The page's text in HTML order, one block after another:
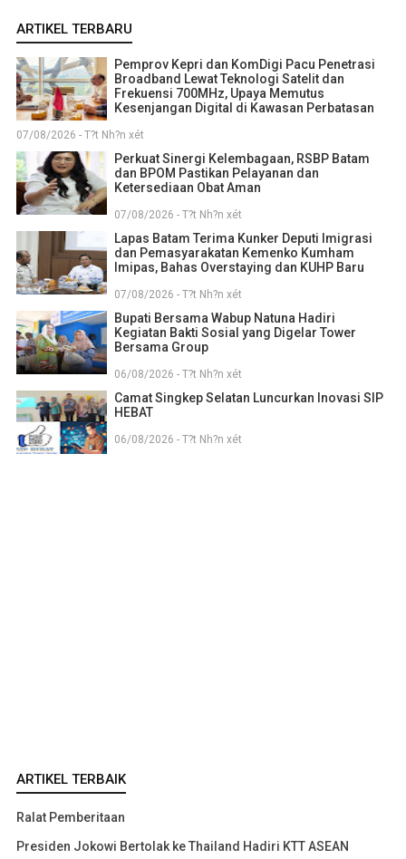
ARTIKEL TERBARU
Pemprov Kepri dan KomDigi Pacu Penetrasi
Broadband Lewat Teknologi Satelit dan
Frekuensi 700MHz, Upaya Memutus
Kesenjangan Digital di Kawasan Perbatasan
07/08/2026 - T?t Nh?n xét
Perkuat Sinergi Kelembagaan, RSBP Batam
dan BPOM Pastikan Pelayanan dan
Ketersediaan Obat Aman
07/08/2026 - T?t Nh?n xét
Lapas Batam Terima Kunker Deputi Imigrasi
dan Pemasyarakatan Kemenko Kumham
Imipas, Bahas Overstaying dan KUHP Baru
07/08/2026 - T?t Nh?n xét
Bupati Bersama Wabup Natuna Hadiri
Kegiatan Bakti Sosial yang Digelar Tower
Bersama Group
06/08/2026 - T?t Nh?n xét
Camat Singkep Selatan Luncurkan Inovasi SIP
HEBAT
06/08/2026 - T?t Nh?n xét
ARTIKEL TERBAIK
Ralat Pemberitaan
Presiden Jokowi Bertolak ke Thailand Hadiri KTT ASEAN